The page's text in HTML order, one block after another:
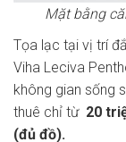
Mặt bằng
Tọa lạc tại vị trí
Viha Leciva
không gian sống
thuê chỉ từ 20
(đủ đồ).